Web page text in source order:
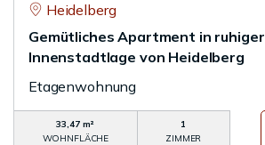
Heidelberg
Gemütliches Apartment in ruhiger
Innenstadtlage von Heidelberg
Etagenwohnung
33,47 m²
WOHNFLÄCHE
1
ZIMMER